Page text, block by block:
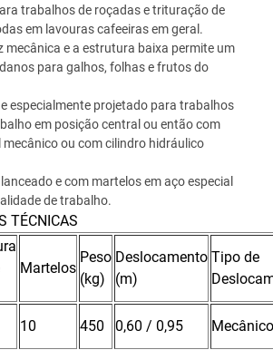
trabalhos de roçadas e trituração de
em lavouras cafeeiras em geral.
mecânica e a estrutura baixa permite um
para galhos, folhas e frutos do
especialmente projetado para trabalhos
em posição central ou então com
ou com cilindro hidráulico
e com martelos em aço especial
de trabalho.
TÉCNICAS
Martelos
Peso
(kg)
Deslocamento
(m)
Tipo de
10 450 0,60 / 0,95 Mecânico